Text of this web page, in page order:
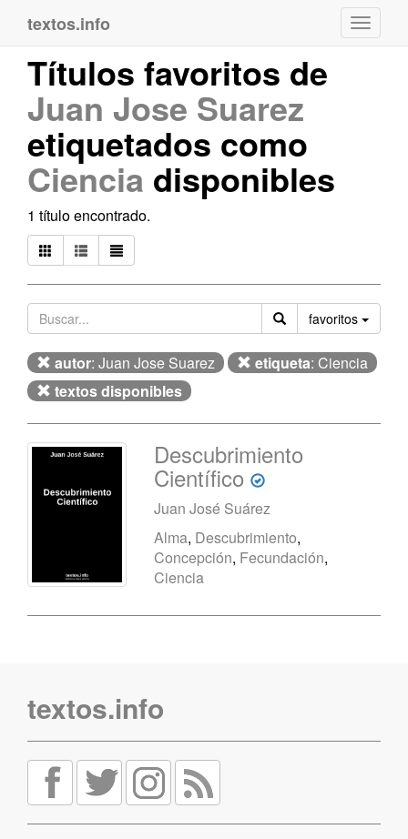
textos.info
Títulos favoritos de
Juan Jose Suarez
etiquetados como
Ciencia disponibles
1 título encontrado.
favoritos
autor: Juan Jose Suarez etiqueta: Ciencia
textos disponibles
Descubrimiento
Científico
Juan José Suárez
Alma, Descubrimiento,
Concepción, Fecundación,
Ciencia
textos.info